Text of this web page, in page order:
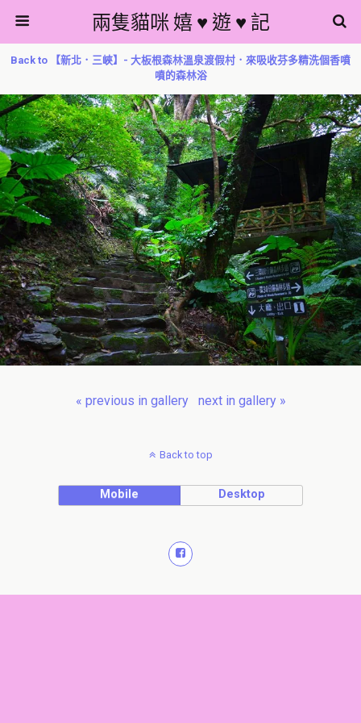
兩隻貓咪 嬉 ♥ 遊 ♥ 記
Back to 【新北．三峽】- 大板根森林溫泉渡假村．來吸收芬多精洗個香噴
噴的森林浴
« previous in gallery next in gallery »
Back to top
Mobile Desktop